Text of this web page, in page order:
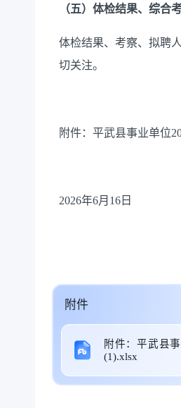
（五）体检结果、综合
体检结果、考察、拟聘
切关注。
附件：平武县事业单位
2026年6月16日
附件
附件：平武县
(1).xlsx